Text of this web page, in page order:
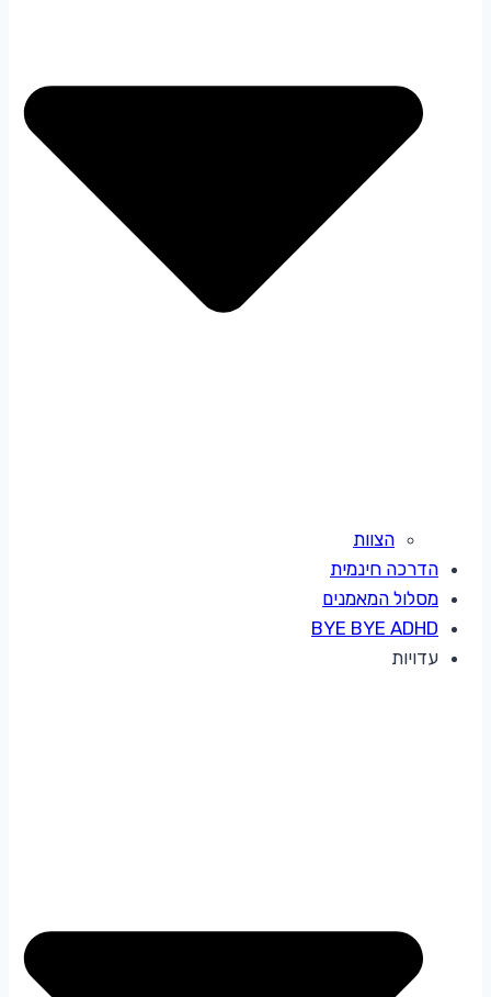
הצוות
הדרכה חינמית
מסלול המאמנים
BYE BYE ADHD
עדויות